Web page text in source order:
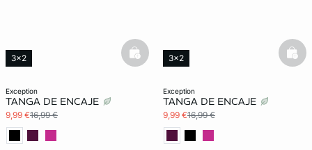
exception
TANGA DE ENCAJE
9,99 €16,99 €
3x2 basketfull
exception
TANGA DE ENCAJE
9,99 €16,99 €
3x2